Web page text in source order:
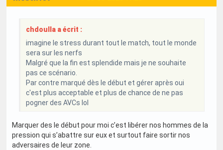
chdoulla a écrit :
imagine le stress durant tout le match, tout le monde
sera sur les nerfs
Malgré que la fin est splendide mais je ne souhaite
pas ce scénario.
Par contre marqué dès le début et gérer après oui
c'est plus acceptable et plus de chance de ne pas
pogner des AVCs lol
Marquer des le début pour moi c’est libérer nos hommes de la
pression qui s’abattre sur eux et surtout faire sortir nos
adversaires de leur zone.